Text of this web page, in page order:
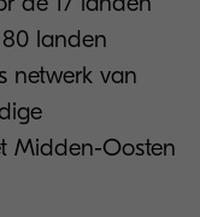
landen
netwerk van
Midden-Oosten